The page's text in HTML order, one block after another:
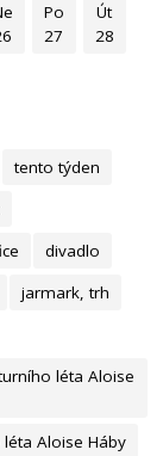
Po
27
Út
28
tento týden
divadlo
jarmark, trh
léta Aloise
Aloise Háby